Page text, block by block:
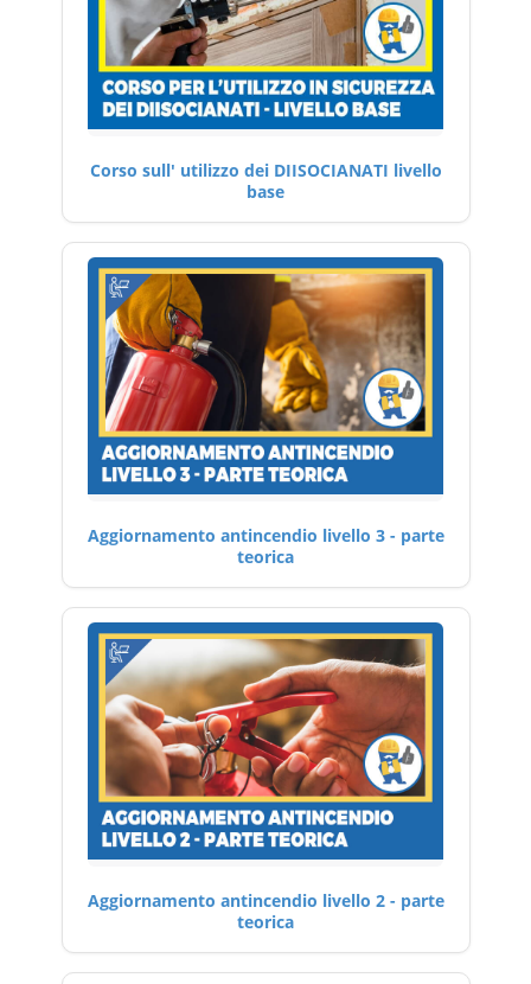
Corso sull' utilizzo dei DIISOCIANATI livello
base
Aggiornamento antincendio livello 3 - parte
teorica
Aggiornamento antincendio livello 2 - parte
teorica